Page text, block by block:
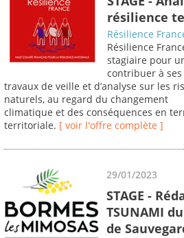
résilience
Résilience
Résilience
stagiaire pour
contribuer à ses
travaux de veille et d’analyse sur les
naturels, au regard du changement
climatique et des conséquences en
territoriale. [ voir l'offre complète ]
29/01/2023
STAGE -
TSUNAMI
de